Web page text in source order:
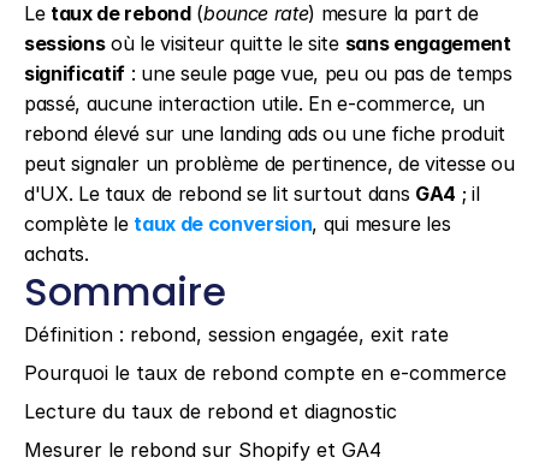
Le taux de rebond (bounce rate
) mesure la part de
sessions où le visiteur quitte le site sans engagement
significatif : une seule page vue, peu ou pas de temps
passé, aucune interaction utile. En e-commerce, un
rebond élevé sur une landing ads ou une fiche produit
peut signaler un problème de pertinence, de vitesse ou
d'UX. Le taux de rebond se lit surtout dans GA4 ; il
complète le taux de conversion, qui mesure les
achats.
Sommaire
Définition : rebond, session engagée, exit rate
Pourquoi le taux de rebond compte en e-commerce
Lecture du taux de rebond et diagnostic
Mesurer le rebond sur Shopify et GA4